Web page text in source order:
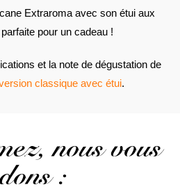
Extraroma avec son étui aux
pour un cadeau !
et la note de dégustation de
classique avec étui.
nous vous
: